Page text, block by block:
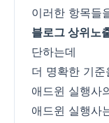
이러한 항목들
블로그 상위노
단하는데
더 명확한 기
애드윈 실행사
애드윈 실행사